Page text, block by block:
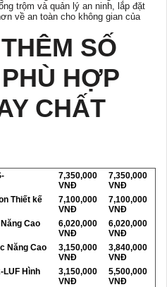
trộm và quản lý an ninh, lắp đặt
về an toàn cho không gian của
SỐ
HỢP
CHẤT
7,350,000
VNĐ
7,350,000
VNĐ
Thiết kế
7,100,000
VNĐ
7,100,000
VNĐ
Cao
6,020,000
VNĐ
6,020,000
VNĐ
Năng Cao
3,150,000
VNĐ
3,840,000
VNĐ
LUF Hình
3,150,000
VNĐ
5,500,000
VNĐ